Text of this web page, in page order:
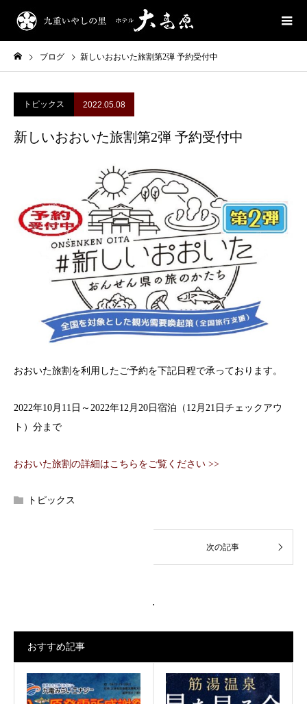
ブログ 新しいおおいた旅割第2弾 予約受付中
トピックス 2022.05.08
新しいおおいた旅割第2弾 予約受付中
おおいた旅割を利用したご予約を下記日程で承っております。
2022年10月11日～2022年12月20日宿泊（12月21日チェックアウ
ト）分まで
おおいた旅割の詳細はこちらをご覧ください >>
トピックス
.
おすすめ記事